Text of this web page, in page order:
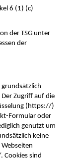
6 (1) (c)
der TSG unter
der
grundsätzlich
Zugriff auf die
(https://)
Formular oder
genutzt um
keine
Cookies sind